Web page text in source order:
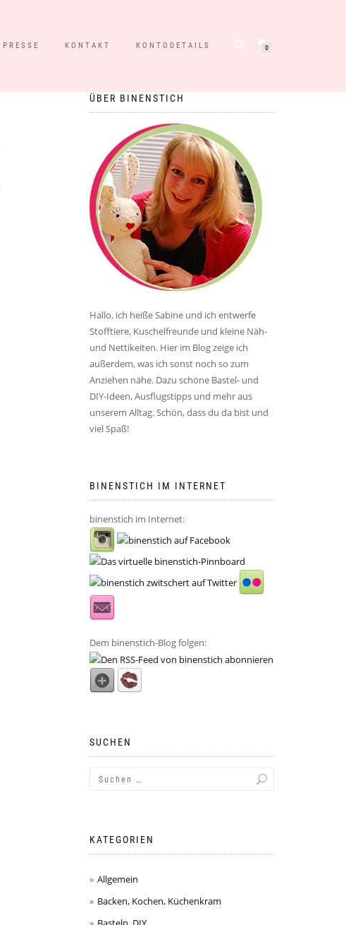
PRESSE KONTAKT KONTODETAILS 0
ÜBER BINENSTICH
Hallo, ich heiße Sabine und ich entwerfe
Stofftiere, Kuschelfreunde und kleine Näh-
und Nettikeiten. Hier im Blog zeige ich
außerdem, was ich sonst noch so zum
Anziehen nähe. Dazu schöne Bastel- und
DIY-Ideen, Ausflugstipps und mehr aus
unserem Alltag. Schön, dass du da bist und
viel Spaß!
BINENSTICH IM INTERNET
binenstich im Internet:
Dem binenstich-Blog folgen:
SUCHEN
KATEGORIEN
Allgemein
Backen, Kochen, Küchenkram